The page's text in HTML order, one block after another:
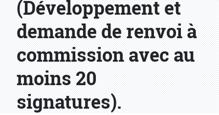
(Développement et
demande de renvoi à
commission avec au
moins 20
signatures).